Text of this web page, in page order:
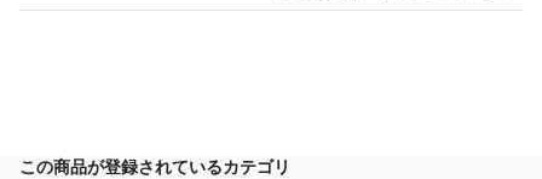
この商品が登録されているカテゴリ